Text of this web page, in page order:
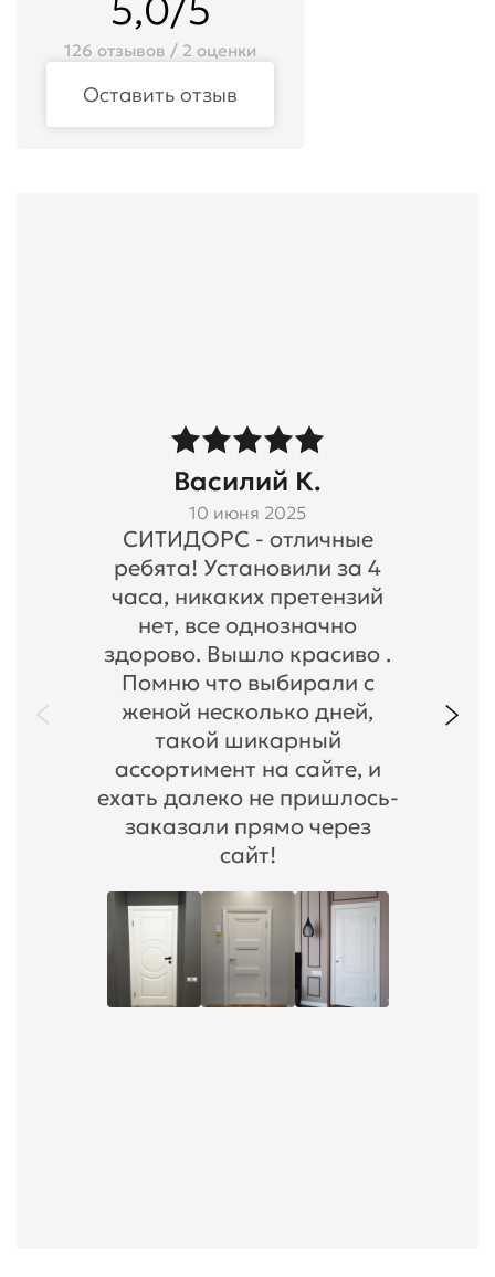
5,0/5
126 отзывов / 2 оценки
Оставить отзыв
Василий К.
10 июня 2025
СИТИДОРС - отличные
ребята! Установили за 4
часа, никаких претензий
нет, все однозначно
здорово. Вышло красиво .
Помню что выбирали с
женой несколько дней,
такой шикарный
ассортимент на сайте, и
ехать далеко не пришлось-
заказали прямо через
сайт!